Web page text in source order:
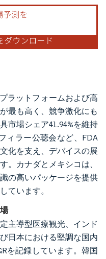
ラットフォームおよび高
最も高く、競争激化にも
市場シェア41.94%を維持
ィラー公聴会など、FDA
化を支え、デバイスの展
。カナダとメキシコは、
の高いパッケージを提供
ています。
主導型医療観光、インド
日本における堅調な国内
を記録しています。韓国